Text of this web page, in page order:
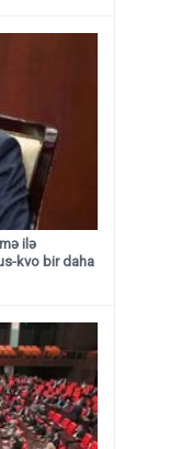
ilə
kvo bir daha